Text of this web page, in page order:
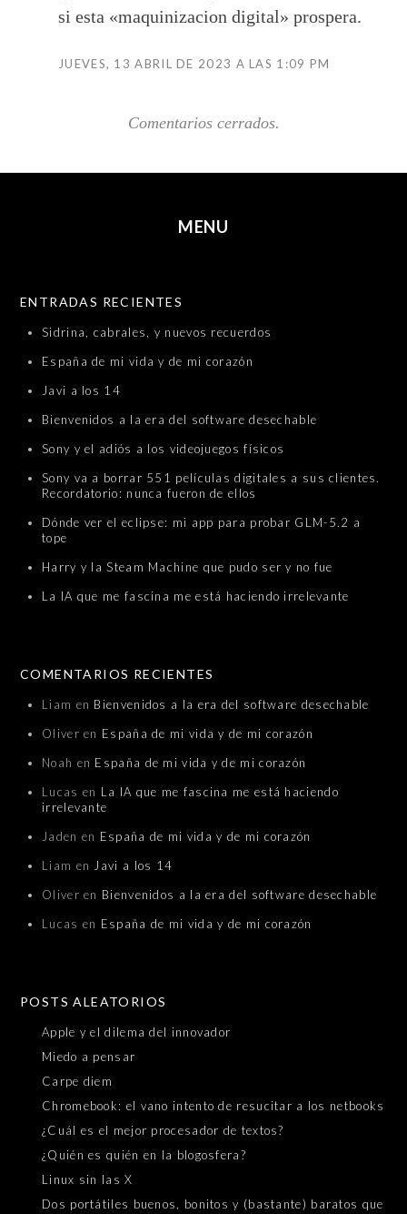
si esta «maquinizacion digital» prospera.
JUEVES, 13 ABRIL DE 2023 A LAS 1:09 PM
Comentarios cerrados.
MENU
ENTRADAS RECIENTES
Sidrina, cabrales, y nuevos recuerdos
España de mi vida y de mi corazón
Javi a los 14
Bienvenidos a la era del software desechable
Sony y el adiós a los videojuegos físicos
Sony va a borrar 551 películas digitales a sus clientes.
Recordatorio: nunca fueron de ellos
Dónde ver el eclipse: mi app para probar GLM-5.2 a
tope
Harry y la Steam Machine que pudo ser y no fue
La IA que me fascina me está haciendo irrelevante
COMENTARIOS RECIENTES
Liam en Bienvenidos a la era del software desechable
Oliver en España de mi vida y de mi corazón
Noah en España de mi vida y de mi corazón
Lucas en La IA que me fascina me está haciendo
irrelevante
Jaden en España de mi vida y de mi corazón
Liam en Javi a los 14
Oliver en Bienvenidos a la era del software desechable
Lucas en España de mi vida y de mi corazón
POSTS ALEATORIOS
Apple y el dilema del innovador
Miedo a pensar
Carpe diem
Chromebook: el vano intento de resucitar a los netbooks
¿Cuál es el mejor procesador de textos?
¿Quién es quién en la blogosfera?
Linux sin las X
Dos portátiles buenos, bonitos y (bastante) baratos que